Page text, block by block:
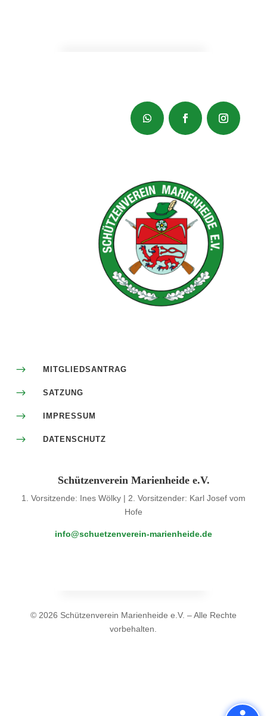
$ MITGLIEDSANTRAG
$ SATZUNG
$ IMPRESSUM
$ DATENSCHUTZ
Schützenverein Marienheide e.V.
1. Vorsitzende: Ines Wölky | 2. Vorsitzender: Karl Josef vom
Hofe
info@schuetzenverein-marienheide.de
© 2026 Schützenverein Marienheide e.V. – Alle Rechte
vorbehalten.